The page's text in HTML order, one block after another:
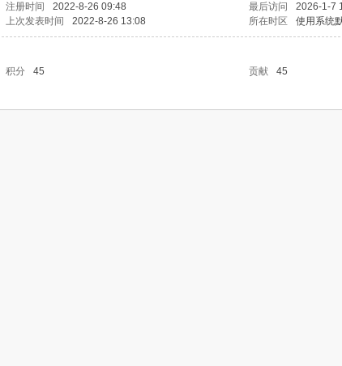
注册时间 2022-8-26 09:48 最后访问
2026-1-7
上次发表时间 2022-8-26 13:08 所在时区 使用系统
积分 45 贡献
45